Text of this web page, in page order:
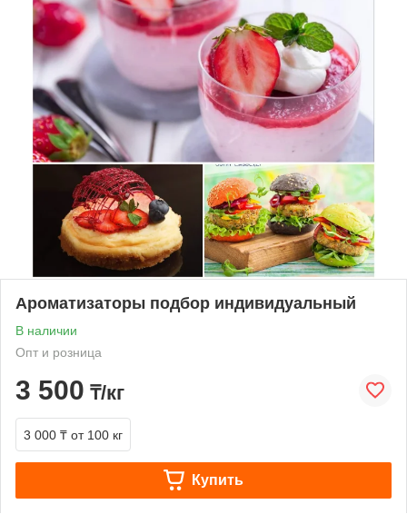
Ароматизаторы подбор индивидуальный
В наличии
Опт и розница
3 500 ₸/кг
3 000 ₸ от 100 кг
Купить